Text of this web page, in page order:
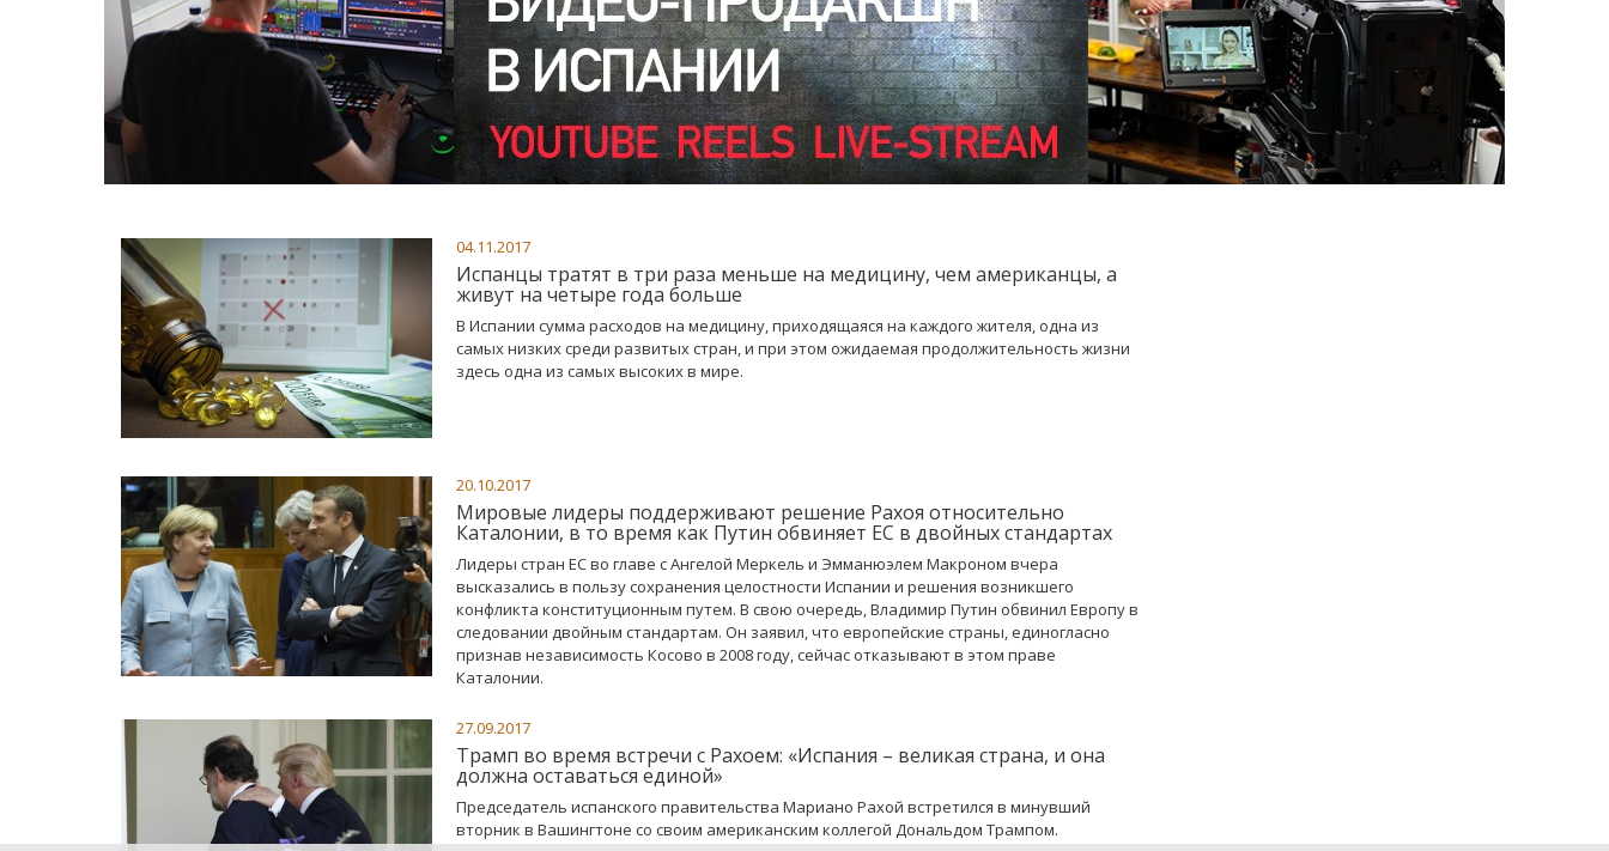
04.11.2017
Испанцы тратят в три раза меньше на медицину, чем американцы, а
живут на четыре года больше
В Испании сумма расходов на медицину, приходящаяся на каждого жителя, одна из
самых низких среди развитых стран, и при этом ожидаемая продолжительность жизни
здесь одна из самых высоких в мире.
20.10.2017
Мировые лидеры поддерживают решение Рахоя относительно
Каталонии, в то время как Путин обвиняет ЕС в двойных стандартах
Лидеры стран ЕС во главе с Ангелой Меркель и Эмманюэлем Макроном вчера
высказались в пользу сохранения целостности Испании и решения возникшего
конфликта конституционным путем. В свою очередь, Владимир Путин обвинил Европу в
следовании двойным стандартам. Он заявил, что европейские страны, единогласно
признав независимость Косово в 2008 году, сейчас отказывают в этом праве
Каталонии.
27.09.2017
Трамп во время встречи с Рахоем: «Испания – великая страна, и она
должна оставаться единой»
Председатель испанского правительства Мариано Рахой встретился в минувший
вторник в Вашингтоне со своим американским коллегой Дональдом Трампом.